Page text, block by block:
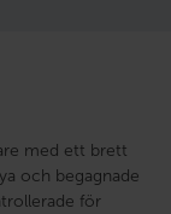
med ett brett
och begagnade
för